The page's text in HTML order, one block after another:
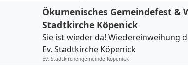
Ökumenisches Gemeindefest &
Stadtkirche Köpenick
Sie ist wieder da! Wiedereinweihung
Ev. Stadtkirche Köpenick
Ev. Stadtkirchengemeinde Köpenick